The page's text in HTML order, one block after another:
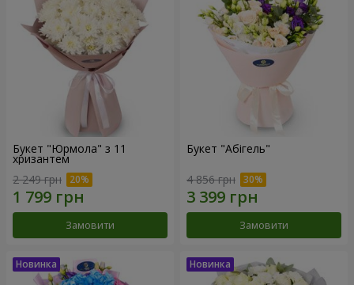
Букет "Юрмола" з 11
хризантем
2 249 грн
Замовити
Букет "Абігель"
4 856 грн
Замовити